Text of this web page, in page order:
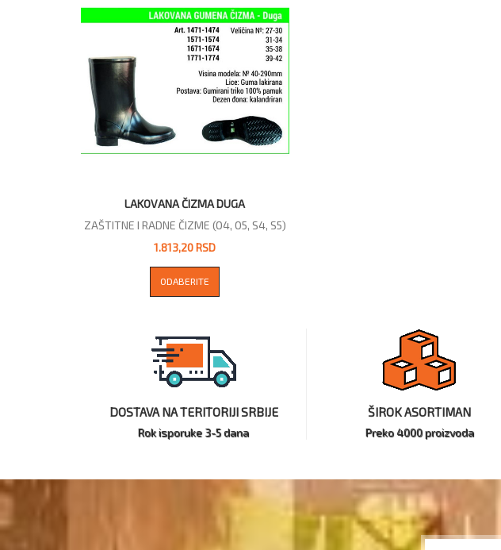
LAKOVANA ČIZMA DUGA
ZAŠTITNE I RADNE ČIZME (O4, O5, S4, S5)
1.813,20 RSD
ODABERITE
DOSTAVA NA TERITORIJI SRBIJE
Rok isporuke 3-5 dana
ŠIROK ASORTIMAN
Preko 4000 proizvoda